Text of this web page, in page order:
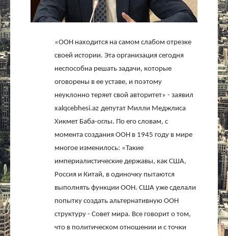
Виды спорта
Проект
«ООН находится на самом слабом отрезке
своей истории. Эта организация сегодня
неспособна решать задачи, которые
оговорены в ее уставе, и поэтому
неуклонно теряет свой авторитет» - заявил
xalqcebhesi.az депутат Милли Меджлиса
Хикмет Баба-оглы. По его словам, с
момента создания ООН в 1945 году в мире
многое изменилось: «Такие
империалистические державы, как США,
Россия и Китай, в одиночку пытаются
выполнять функции ООН. США уже сделали
попытку создать альтернативную ООН
структуру - Совет мира. Все говорит о том,
что в политическом отношении и с точки